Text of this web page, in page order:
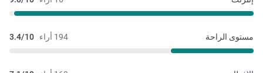
194 أراء 3.4/10 مستوى الراحة